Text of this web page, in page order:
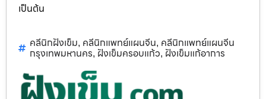
เป็นต้น
คลีนิกฝังเข็ม, คลีนิกแพทย์แผนจีน, คลีนิกแพทย์แผนจีน
กรุงเทพมหานคร, ฝังเข็มครอบแก้ว, ฝังเข็มแก้อาการ